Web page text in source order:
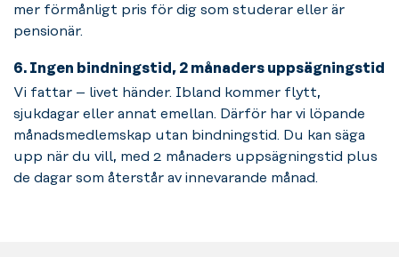
mer förmånligt pris för dig som studerar eller är
pensionär.
6. Ingen bindningstid, 2 månaders uppsägningstid
Vi fattar – livet händer. Ibland kommer flytt,
sjukdagar eller annat emellan. Därför har vi löpande
månadsmedlemskap utan bindningstid. Du kan säga
upp när du vill, med 2 månaders uppsägningstid plus
de dagar som återstår av innevarande månad.